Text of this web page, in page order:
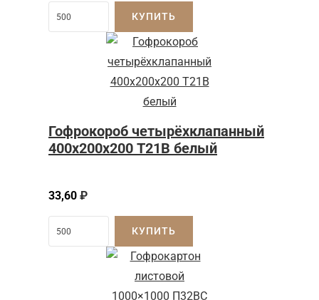
КУПИТЬ
Гофрокороб четырёхклапанный
400х200х200 Т21В белый
33,60 ₽
КУПИТЬ